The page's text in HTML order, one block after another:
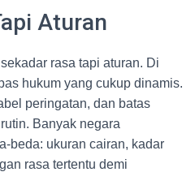
Aturan
rasa tapi aturan. Di
hukum yang cukup dinamis.
peringatan, dan batas
Banyak negara
beda: ukuran cairan, kadar
rasa tertentu demi